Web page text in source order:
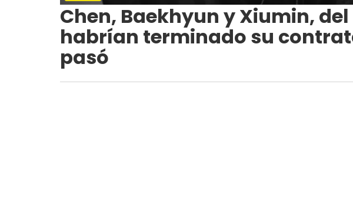
Chen, Baekhyun y Xiumin,
habrían terminado su
pasó